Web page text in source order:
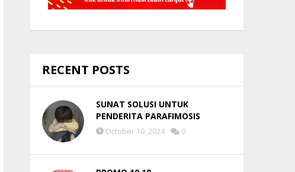
RECENT POSTS
SUNAT SOLUSI UNTUK
PENDERITA PARAFIMOSIS
October 10, 2024 0